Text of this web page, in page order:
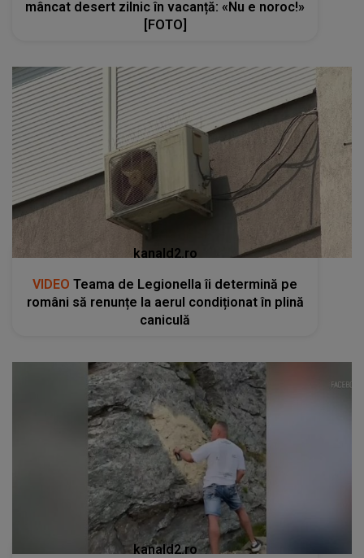
mâncat desert zilnic în vacanță: «Nu e noroc!»
[FOTO]
kanald2.ro
VIDEO Teama de Legionella îi determină pe
români să renunțe la aerul condiționat în plină
caniculă
kanald2.ro